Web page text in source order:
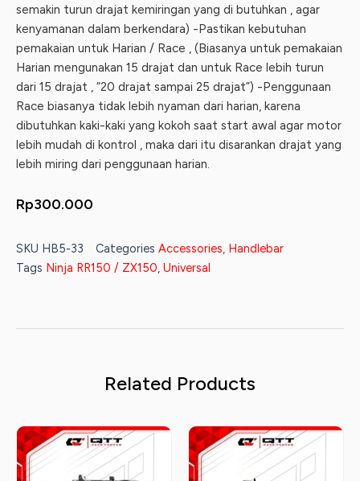
semakin turun drajat kemiringan yang di butuhkan , agar
kenyamanan dalam berkendara) -Pastikan kebutuhan
pemakaian untuk Harian / Race , (Biasanya untuk pemakaian
Harian mengunakan 15 drajat dan untuk Race lebih turun
dari 15 drajat , “20 drajat sampai 25 drajat”) -Penggunaan
Race biasanya tidak lebih nyaman dari harian, karena
dibutuhkan kaki-kaki yang kokoh saat start awal agar motor
lebih mudah di kontrol , maka dari itu disarankan drajat yang
lebih miring dari penggunaan harian.
Rp300.000
SKU HB5-33 Categories Accessories, Handlebar
Tags Ninja RR150 / ZX150, Universal
Related Products